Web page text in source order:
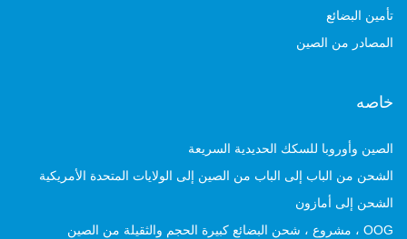
تأمين البضائع
المصادر من الصين
خاصه
الصين وأوروبا للسكك الحديدية السريعة
الشحن من الباب إلى الباب من الصين إلى الولايات المتحدة الأمريكية
الشحن إلى أمازون
OOG ، مشروع ، شحن البضائع كبيرة الحجم والثقيلة من الصين